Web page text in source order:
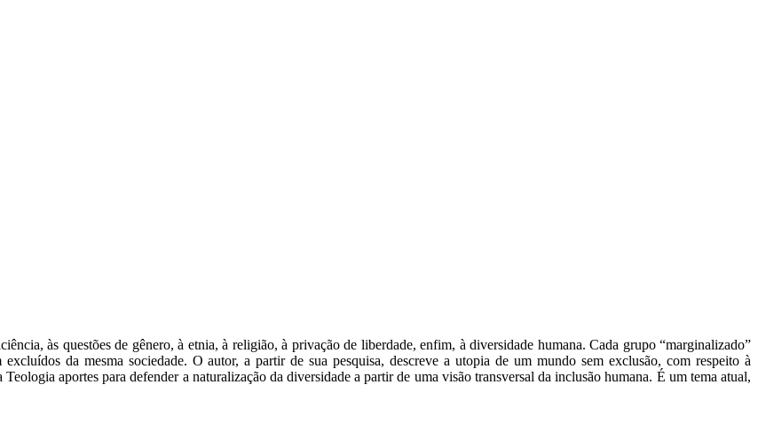
às questões de gênero, à etnia, à religião, à privação de liberdade, enfim, à diversidade humana. Cada grupo “marginalizado”
da mesma sociedade. O autor, a partir de sua pesquisa, descreve a utopia de um mundo sem exclusão, com respeito à
aportes para defender a naturalização da diversidade a partir de uma visão transversal da inclusão humana. É um tema atual,